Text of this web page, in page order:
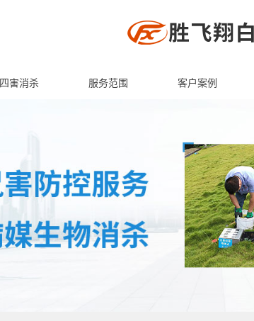
四害消杀 服务范围 客户案例